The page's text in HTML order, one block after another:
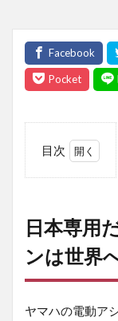
目次
だか
らで
きた
その
デザ
は世
日本専用
ンは世界
ヤマハの電動ア